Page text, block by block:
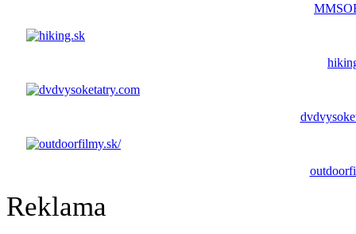
Reklama